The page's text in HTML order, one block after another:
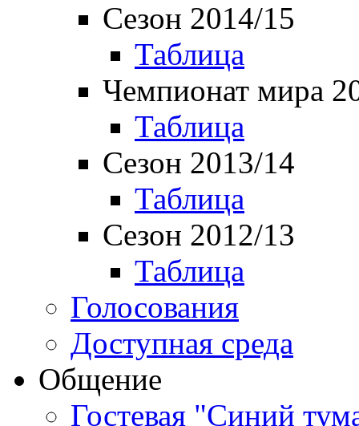
Сезон 2014/15
Таблица
Чемпионат мира
Таблица
Сезон 2013/14
Таблица
Сезон 2012/13
Таблица
Голосования
Доступная среда
Общение
Гостевая "Синий